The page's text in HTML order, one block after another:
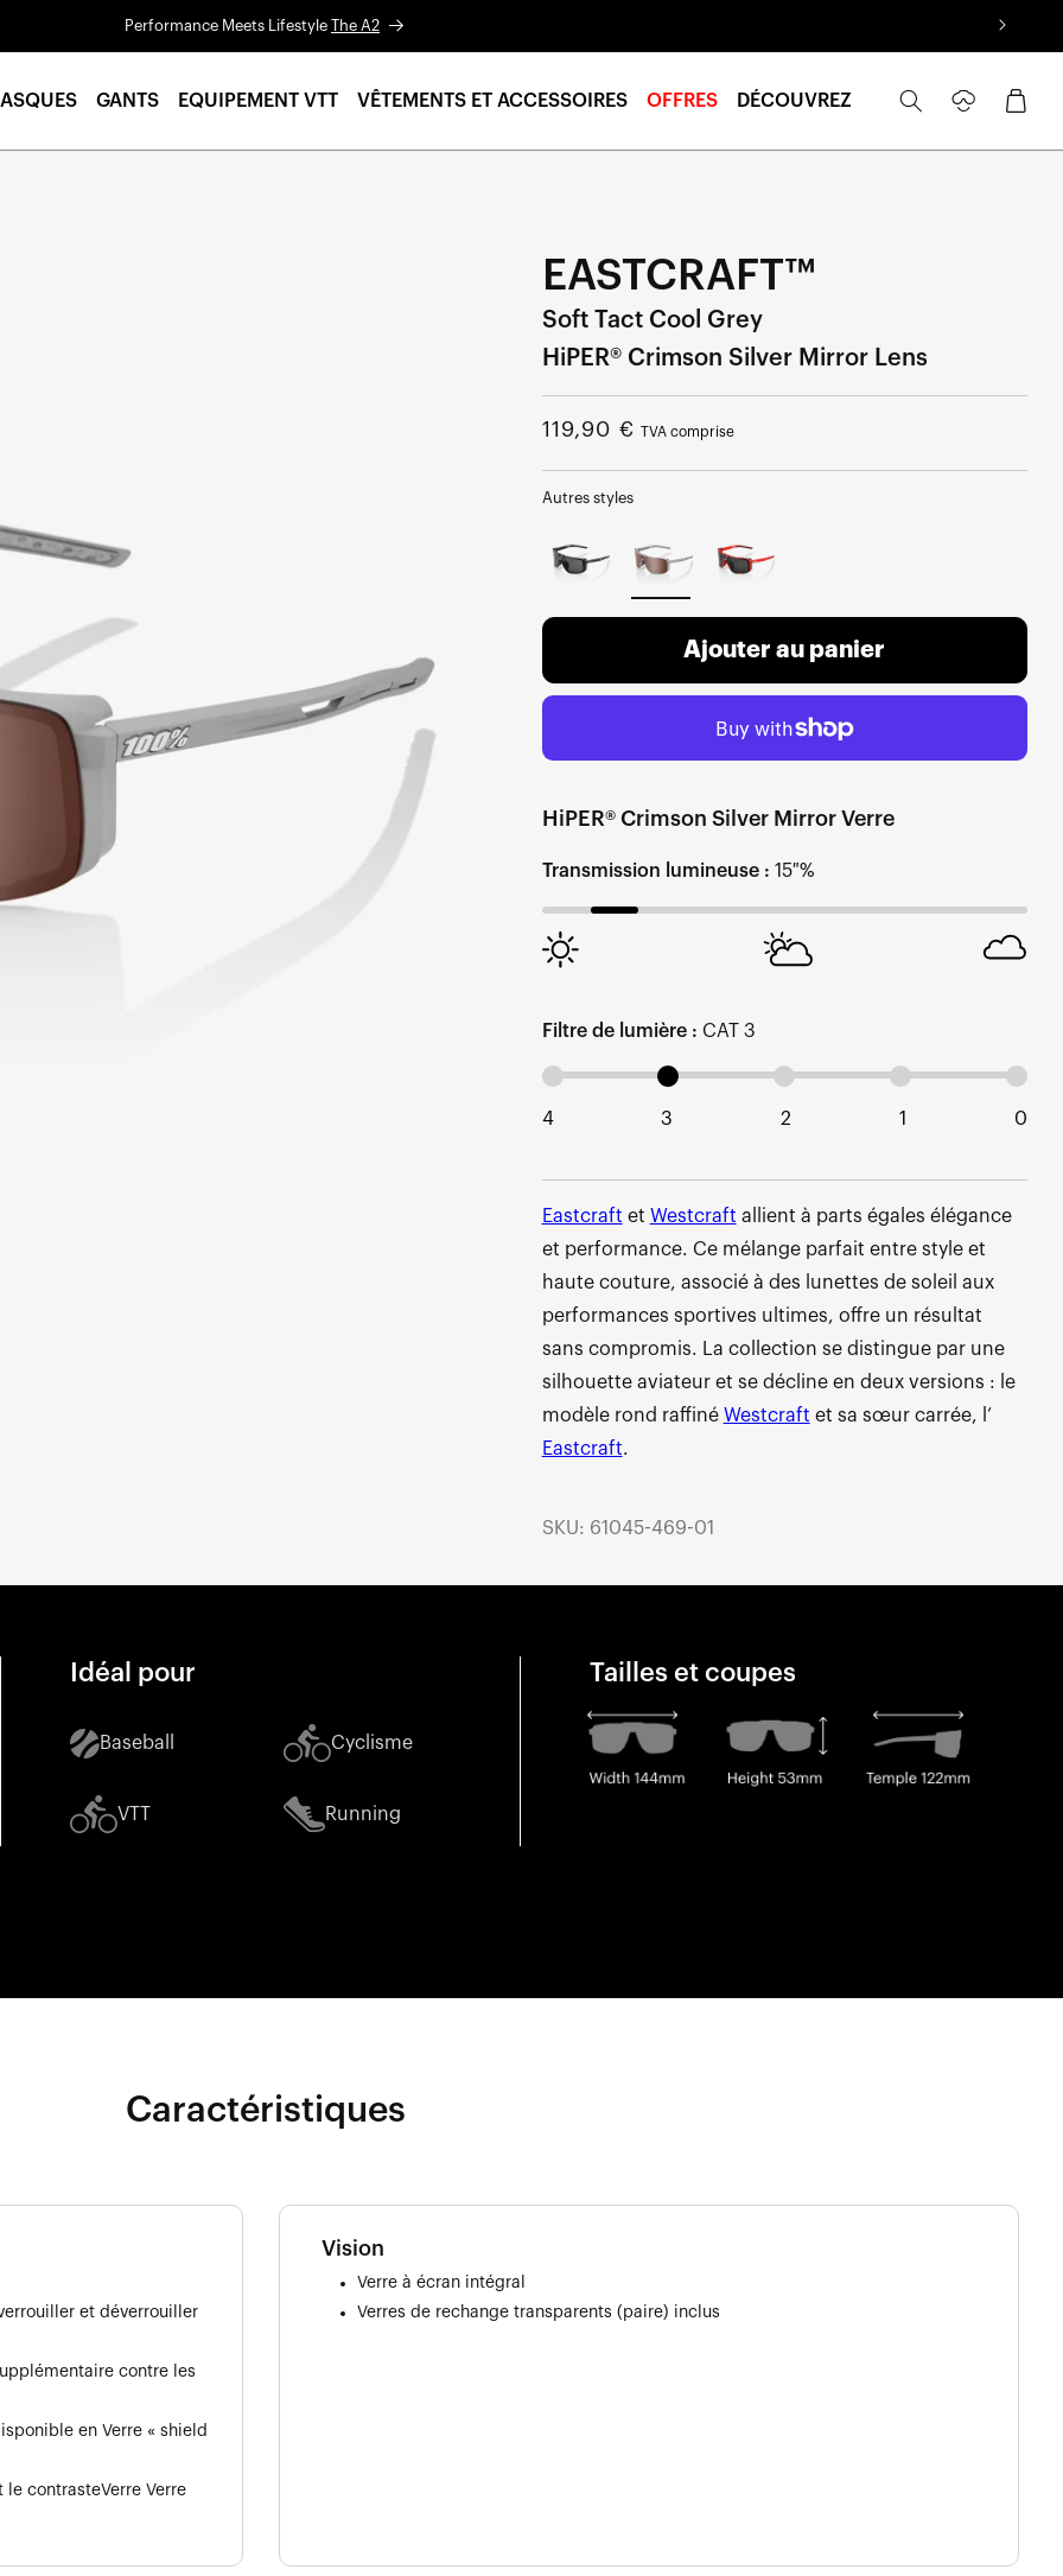
Performance Meets Lifestyle The A2
GANTS EQUIPEMENT VTT VÊTEMENTS ET ACCESSOIRES OFFRES DÉCOUVREZ
connecter
Panier
EASTCRAFT™
Soft Tact Cool Grey
HiPER® Crimson Silver Mirror Lens
Prix
119,90 € TVA comprise
Autres styles
Ajouter au panier
HiPER® Crimson Silver Mirror Verre
Transmission lumineuse : 15 %
Filtre de lumière : CAT 3
4 3 2 1 0
Eastcraft et Westcraft allient à parts égales élégance
et performance. Ce mélange parfait entre style et
haute couture, associé à des lunettes de soleil aux
performances sportives ultimes, offre un résultat
sans compromis. La collection se distingue par une
silhouette aviateur et se décline en deux versions : le
modèle rond raffiné Westcraft et sa sœur carrée, l’
Eastcraft.
SKU: 61045-469-01
Idéal pour
Baseball Cyclisme
VTT Running
Tailles et coupes
Caractéristiques
et déverrouiller
contre les
en Verre « shield
le contrasteVerre Verre
Vision
Verre à écran intégral
Verres de rechange transparents (paire) inclus